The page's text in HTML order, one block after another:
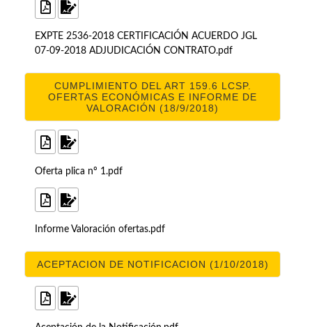
EXPTE 2536-2018 CERTIFICACIÓN ACUERDO JGL
07-09-2018 ADJUDICACIÓN CONTRATO.pdf
CUMPLIMIENTO DEL ART 159.6 LCSP.
OFERTAS ECONÓMICAS E INFORME DE
VALORACIÓN (18/9/2018)
Oferta plica nº 1.pdf
Informe Valoración ofertas.pdf
ACEPTACION DE NOTIFICACION (1/10/2018)